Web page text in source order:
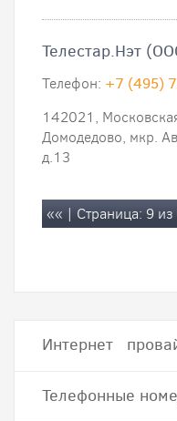
Телестар.Нэт
Телефон: +7 (495)
142021,
Домодедово, мкр.
д.13
«« | Страница: 9
Интернет
Телефонные